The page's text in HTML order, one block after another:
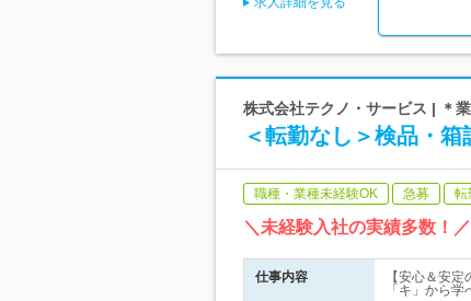
株式会社テクノ・サービス | ＊
＜転勤なし＞検品・箱
職種・業種未経験OK 急募 転
＼未経験入社の実績多数！
仕事内容
【安心＆安
「キ」から